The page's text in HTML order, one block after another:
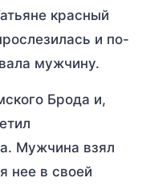
красный
и по-
мужчину.
Брода и,
Мужчина взял
нее в своей